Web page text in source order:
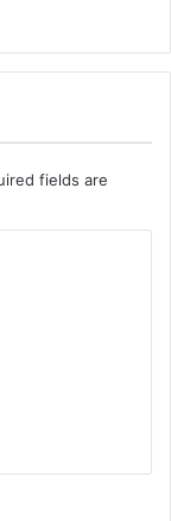
fields are